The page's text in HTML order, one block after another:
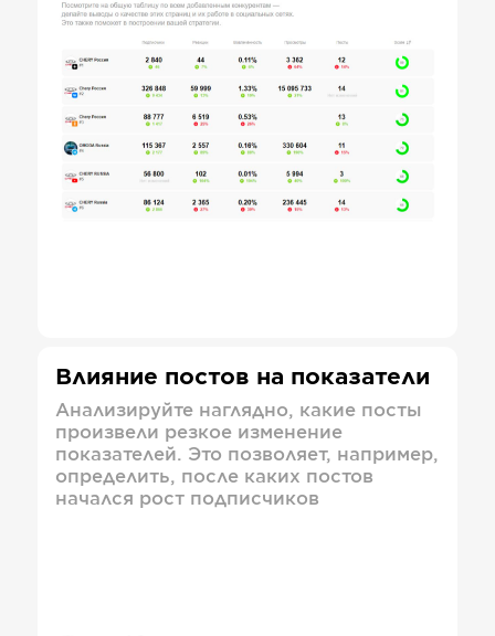
Влияние постов на показатели
Анализируйте наглядно, какие посты
произвели резкое изменение
показателей. Это позволяет, например,
определить, после каких постов
начался рост подписчиков